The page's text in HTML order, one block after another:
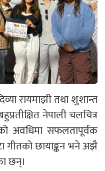
रायमाझी तथा शुशान्त
नेपाली चलचित्र
अवधिमा सफलतापूर्वक
गीतको छायाङ्कन भने अझै
छन्।